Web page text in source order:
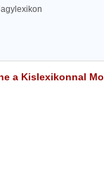
a Kislexikonnal